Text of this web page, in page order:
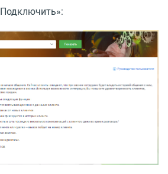
Подключить»: